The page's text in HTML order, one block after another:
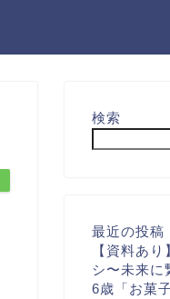
検索
最近の投稿
【資料あ
シ〜未来に
6歳「お菓